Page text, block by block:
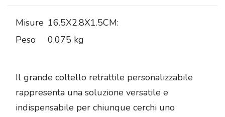
Misure 16.5X2.8X1.5CM:
Peso
0,075 kg
Il grande coltello retrattile personalizzabile
rappresenta una soluzione versatile e
indispensabile per chiunque cerchi uno